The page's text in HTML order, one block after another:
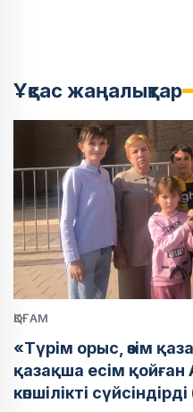
Ұқсас жаңалықтар
ҚОҒАМ
«Түрім орыс, өзім
қазақша есім
көпшілікті